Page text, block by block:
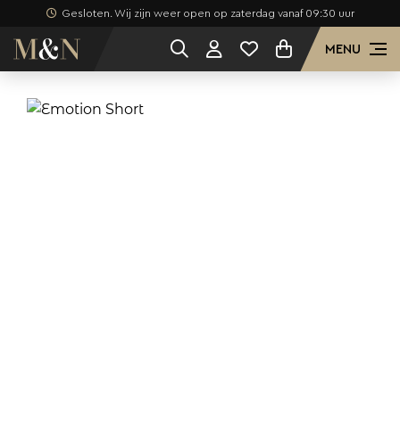
Gesloten. Wij zijn weer open op zaterdag vanaf 09:30 uur
MENU